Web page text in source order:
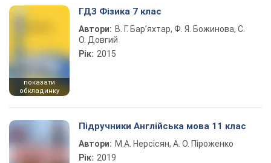
показати
обкладинку
ГДЗ Фізика 7 клас
Автори: В. Г. Бар’яхтар, Ф. Я. Божинова, С.
О. Довгий
Рік: 2015
Підручники Англійська мова 11 клас
Автори: М.А. Нерсісян, А. О. Піроженко
Рік: 2019